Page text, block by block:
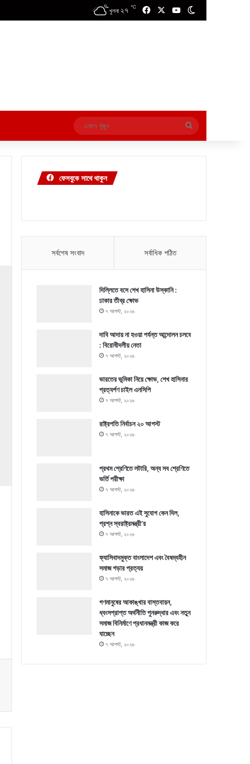
খুলনা ২৭ ℃ FacebookYouTube
এখানে
খুঁজুন
ফেসবুকে সাথে থাকুন
সর্বশেষ সংবাদ সর্বাধিক পঠিত
দিল্লিতে বসে শেখ হাসিনা উস্কানি :
ঢাকার তীব্র ক্ষোভ
৭ আগস্ট, ২০২৬
দাবি আদায় না হওয়া পর্যন্ত আন্দোলন চলবে
: বিরোধীদলীয় নেতা
৭ আগস্ট, ২০২৬
ভারতের ভূমিকা নিয়ে ক্ষোভ, শেখ হাসিনার
প্রত্যর্পণ চাইল এনসিপি
৭ আগস্ট, ২০২৬
রাষ্ট্রপতি নির্বাচন ২০ আগস্ট
৭ আগস্ট, ২০২৬
প্রথম শ্রেণিতে লটারি, অন্য সব শ্রেণিতে
ভর্তি পরীক্ষা
৭ আগস্ট, ২০২৬
হাসিনাকে ভারত এই সুযোগ কেন দিল,
প্রশ্ন স্বরাষ্ট্রমন্ত্রী’র
৭ আগস্ট, ২০২৬
ফ্যাসিবাদমুক্ত বাংলাদেশ এবং বৈষম্যহীন
সমাজ গড়ার প্রত্যয়
৭ আগস্ট, ২০২৬
গণমানুষের আকাঙ্খার বাস্তবায়ন,
ধ্বংসপ্রাপ্ত অর্থনীতি পুনরুদ্ধার এবং নতুন
সমাজ বিনির্মাণে প্রধানমন্ত্রী কাজ করে
যাচ্ছেন
৭ আগস্ট, ২০২৬